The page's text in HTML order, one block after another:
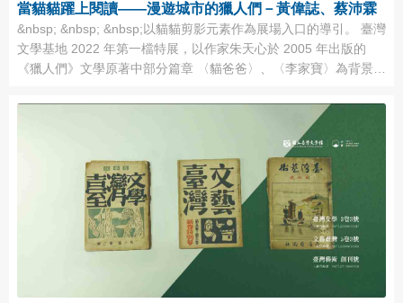
當貓貓躍上閱讀――漫遊城市的獵人們－黃偉誌、蔡沛霖
&nbsp; &nbsp; &nbsp;以貓貓剪影元素作為展場入口的導引。 臺灣
文學基地 2022 年第一檔特展，以作家朱天心於 2005 年出版的
《獵人們》文學原著中部分篇章 〈貓爸爸〉、〈李家寶〉為背景，
汪喵文學藏品，邀大家走入貓狗的世界。 &nbsp; 文：黃偉誌、蔡